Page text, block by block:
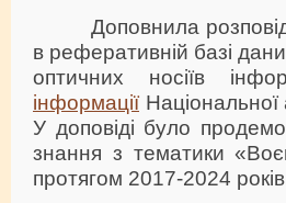
Доповнила розповідь
в реферативній базі
оптичних носіїв
інформації Національної
У доповіді було
знання з тематики
протягом 2017-2024